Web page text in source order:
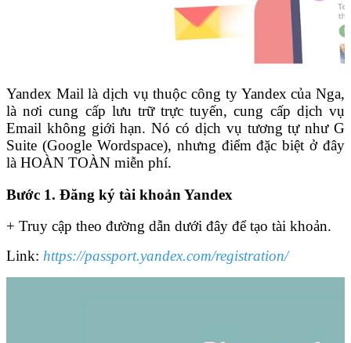
Yandex Mail là dịch vụ thuộc công ty Yandex của Nga,
là nơi cung cấp lưu trữ trực tuyến, cung cấp dịch vụ
Email không giới hạn. Nó có dịch vụ tương tự như G
Suite (Google Wordspace), nhưng điểm đặc biệt ở đây
là HOÀN TOÀN miễn phí.
Bước 1. Đăng ký tài khoản Yandex
+ Truy cập theo đường dẫn dưới đây để tạo tài khoản.
Link: https://passport.yandex.com/registration/